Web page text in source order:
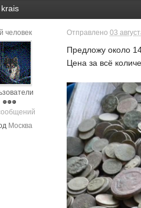
krais
человек
Москва
Отправлено03
Предложу около
Цена за всё